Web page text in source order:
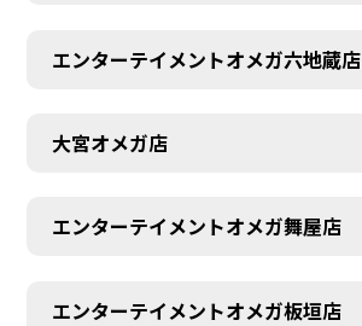
エンターテイメントオメガ六地蔵店
大宮オメガ店
エンターテイメントオメガ舞屋店
エンターテイメントオメガ板垣店